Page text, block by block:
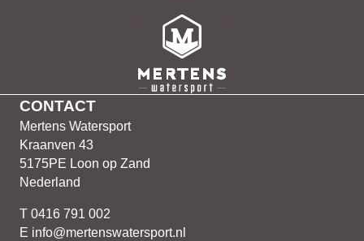
CONTACT
Mertens Watersport
Kraanven 43
5175PE Loon op Zand
Nederland
T 0416 791 002
E info@mertenswatersport.nl